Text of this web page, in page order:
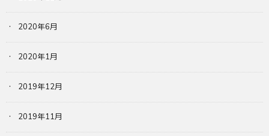
2020年6月
2020年1月
2019年12月
2019年11月